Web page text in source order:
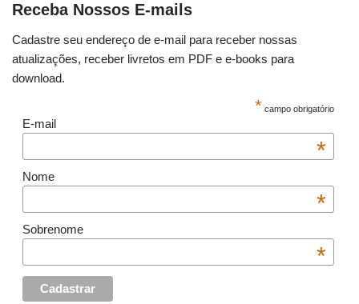
Receba Nossos E-mails
Cadastre seu endereço de e-mail para receber nossas
atualizações, receber livretos em PDF e e-books para
download.
* campo obrigatório
E-mail
*
Nome
*
Sobrenome
*